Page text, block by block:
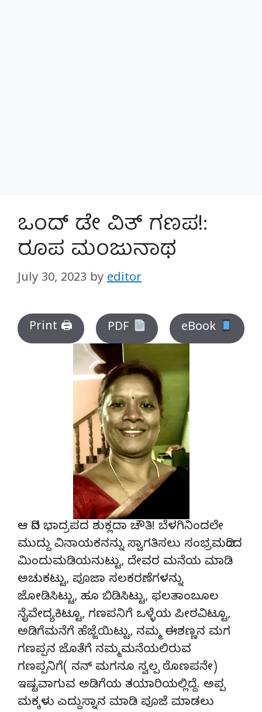
ಒಂದ್ ಡೇ ವಿತ್ ಗಣಪ!:
ರೂಪ ಮಂಜುನಾಥ
July 30, 2023 by editor
Print 🖨 PDF eBook
ಆ ದಿನ ಭಾದ್ರಪದ ಶುಕ್ಲದಾ ಚೌತಿ! ಬೆಳಗಿನಿಂದಲೇ
ಮುದ್ದು ವಿನಾಯಕನನ್ನು ಸ್ವಾಗತಿಸಲು ಸಂಭ್ರಮದಿಂದ
ಮಿಂದುಮಡಿಯನುಟ್ಟು, ದೇವರ ಮನೆಯ ಮಾಡಿ
ಅಚುಕಟ್ಟು, ಪೂಜಾ ಸಲಕರಣೆಗಳನ್ನು
ಜೋಡಿಸಿಟ್ಟು, ಹೂ ಬಿಡಿಸಿಟ್ಟು, ಫಲತಾಂಬೂಲ
ನೈವೇದ್ಯಕಿಟ್ಟೂ, ಗಣಪನಿಗೆ ಒಳ್ಳೆಯ ಪೀಠವಿಟ್ಟೂ,
ಅಡಿಗೆಮನೆಗೆ ಹೆಜ್ಜೆಯಿಟ್ಟು, ನಮ್ಮ ಈಶಣ್ಣನ ಮಗ
ಗಣಪ್ಪನ ಜೊತೆಗೆ ನಮ್ಮಮನೆಯಲಿರುವ
ಗಣಪ್ಪನಿಗೆ( ನನ್ ಮಗನೂ ಸ್ವಲ್ಪ ಠೊಣಪನೇ)
ಇಷ್ಟವಾಗುವ ಅಡಿಗೆಯ ತಯಾರಿಯಲ್ಲಿದ್ದೆ. ಅಪ್ಪ
ಮಕ್ಕಳು ಎದ್ದುಸ್ನಾನ ಮಾಡಿ ಪೂಜೆ ಮಾಡಲು